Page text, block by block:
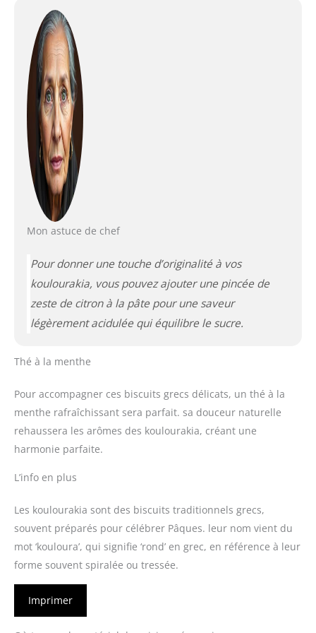
Mon astuce de chef
Pour donner une touche d’originalité à vos
koulourakia, vous pouvez ajouter une pincée de
zeste de citron à la pâte pour une saveur
légèrement acidulée qui équilibre le sucre.
Thé à la menthe
Pour accompagner ces biscuits grecs délicats, un thé à la
menthe rafraîchissant sera parfait. sa douceur naturelle
rehaussera les arômes des koulourakia, créant une
harmonie parfaite.
L’info en plus
Les koulourakia sont des biscuits traditionnels grecs,
souvent préparés pour célébrer Pâques. leur nom vient du
mot ‘kouloura’, qui signifie ‘rond’ en grec, en référence à leur
forme souvent spiralée ou tressée.
Imprimer